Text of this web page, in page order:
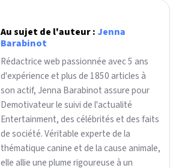
Au sujet de l'auteur : Jenna
Barabinot
Rédactrice web passionnée avec 5 ans
d'expérience et plus de 1850 articles à
son actif, Jenna Barabinot assure pour
Demotivateur le suivi de l'actualité
Entertainment, des célébrités et des faits
de société. Véritable experte de la
thématique canine et de la cause animale,
elle allie une plume rigoureuse à un